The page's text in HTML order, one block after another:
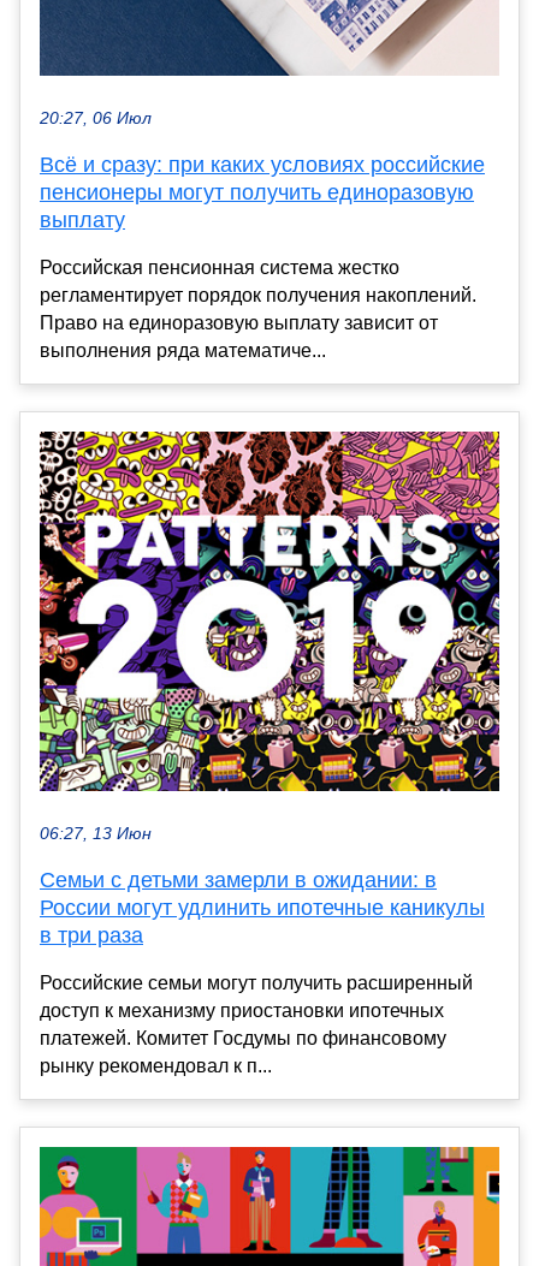
20:27, 06 Июл
Всё и сразу: при каких условиях российские
пенсионеры могут получить единоразовую
выплату
Российская пенсионная система жестко
регламентирует порядок получения накоплений.
Право на единоразовую выплату зависит от
выполнения ряда математиче...
06:27, 13 Июн
Семьи с детьми замерли в ожидании: в
России могут удлинить ипотечные каникулы
в три раза
Российские семьи могут получить расширенный
доступ к механизму приостановки ипотечных
платежей. Комитет Госдумы по финансовому
рынку рекомендовал к п...